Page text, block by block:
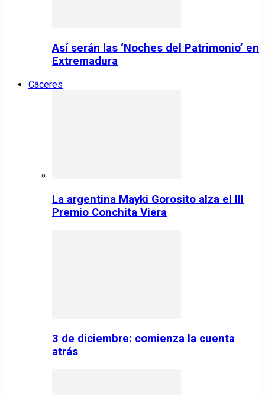
Así serán las ‘Noches del Patrimonio’ en
Extremadura
Cáceres
La argentina Mayki Gorosito alza el III
Premio Conchita Viera
3 de diciembre: comienza la cuenta
atrás